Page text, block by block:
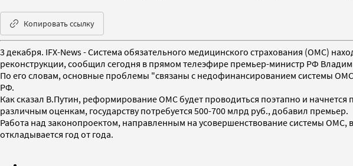
Копировать ссылку
3 декабря. IFX-News - Система обязательного медицинского страхования (ОМС)
реконструкции, сообщил сегодня в прямом телеэфире премьер-министр РФ
По его словам, основные проблемы "связаны с недофинансированием системы
РФ.
Как сказал В.Путин, реформирование ОМС будет проводиться поэтапно и
различным оценкам, государству потребуется 500-700 млрд руб., добавил премьер.
Работа над законопроектом, направленным на усовершенствование системы
откладывается год от года.